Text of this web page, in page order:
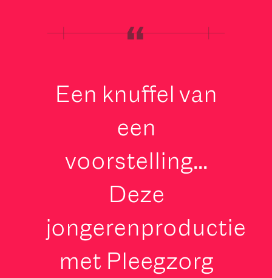
Een knuffel van
een
voorstelling...
Deze
jongerenproductie
met Pleegzorg